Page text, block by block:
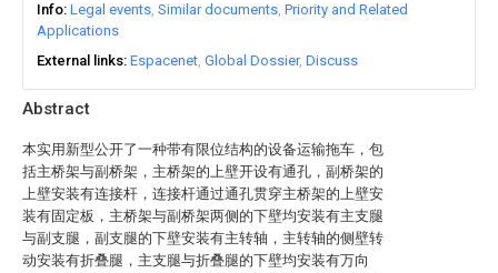
Abstract
本实用新型公开了一种带有限位结构的设备运输拖车，包
括主桥架与副桥架，主桥架的上壁开设有通孔，副桥架的
上壁安装有连接杆，连接杆通过通孔贯穿主桥架的上壁安
装有固定板，主桥架与副桥架两侧的下壁均安装有主支腿
与副支腿，副支腿的下壁安装有主转轴，主转轴的侧壁转
动安装有折叠腿，主支腿与折叠腿的下壁均安装有万向
Info Legal events Similar documents Priority and Related
Applications
External links Espacenet Global Dossier Discuss